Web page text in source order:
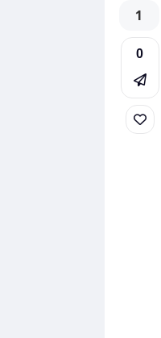
1
0